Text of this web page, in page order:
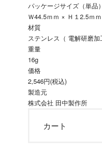
パッケージサイズ（単品）
Ｗ44.5ｍｍ × Ｈ１2.5ｍ
材質
ステンレス（ 電解研磨加
重量
16g
価格
2,546円(税込)
製造元
株式会社 田中製作所
カート